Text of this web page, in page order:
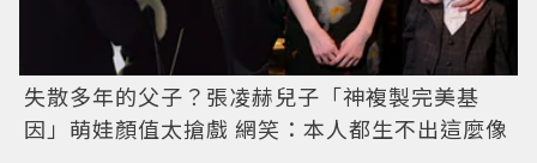
失散多年的父子？張凌赫兒子「神複製完美基
因」萌娃顏值太搶戲 網笑：本人都生不出這麼像